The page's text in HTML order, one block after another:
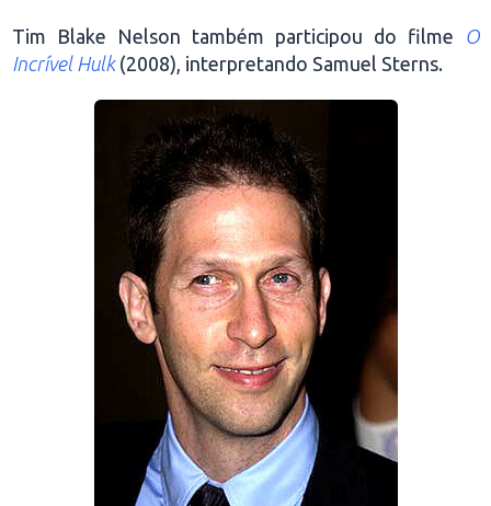
Tim Blake Nelson também participou do filme
O
Incrível Hulk(2008), interpretando Samuel Sterns.